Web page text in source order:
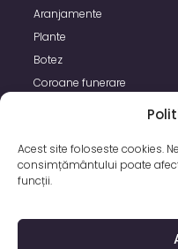
Acest site foloseste cookies.
consimțământului poate
funcții.
Aranjamente
Plante
Botez
Coroane funerare